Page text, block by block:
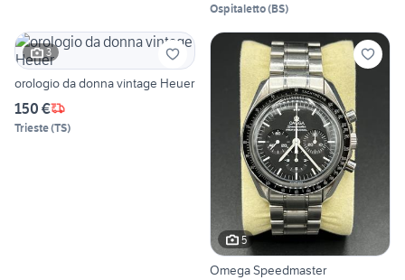
Ospitaletto(BS)
3
orologio da donna vintage Heuer
150 €
Trieste(TS)
5
Omega Speedmaster